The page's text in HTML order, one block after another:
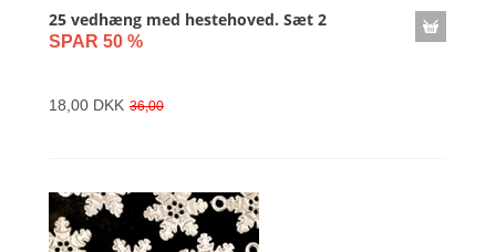
25 vedhæng med hestehoved. Sæt 2
SPAR 50 %
18,00 DKK 36,00